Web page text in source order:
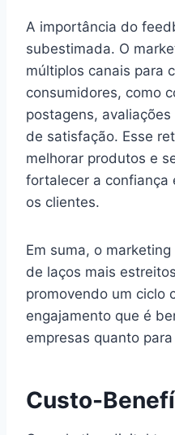
A importância do
subestimada. O
múltiplos canais para
consumidores, como
postagens,
de satisfação. Esse
melhorar produtos e
fortalecer a confiança
os clientes.
Em suma, o
de laços mais
promovendo um ciclo
engajamento que é
empresas quanto
Custo-